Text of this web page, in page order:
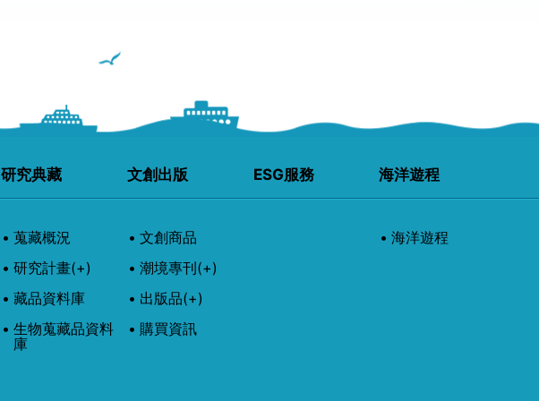
研究典藏
蒐藏概況
研究計畫(+)
藏品資料庫
生物蒐藏品資料
庫
文創出版
文創商品
潮境專刊(+)
出版品(+)
購買資訊
ESG服務 海洋遊程
海洋遊程